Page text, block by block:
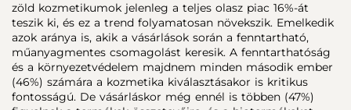
zöld kozmetikumok jelenleg a teljes olasz piac 16%-át
teszik ki, és ez a trend folyamatosan növekszik. Emelkedik
azok aránya is, akik a vásárlások során a fenntartható,
műanyagmentes csomagolást keresik. A fenntarthatóság
és a környezetvédelem majdnem minden második ember
(46%) számára a kozmetika kiválasztásakor is kritikus
fontosságú. De vásárláskor még ennél is többen (47%)